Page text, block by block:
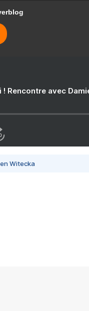
Rencontre avec
Witecka